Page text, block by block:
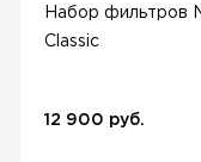
Набор фильтров
Classic
12 900 руб.